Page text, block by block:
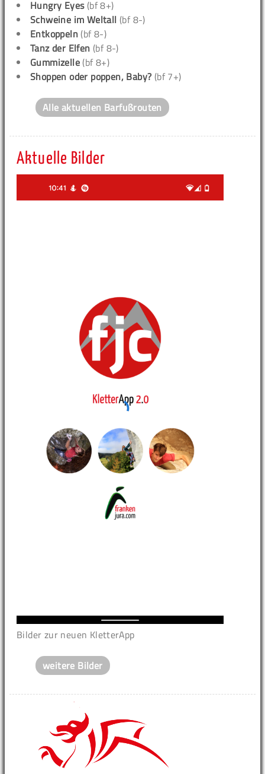
Hungry Eyes(bf 8+)
Schweine im Weltall (bf 8-)
Entkoppeln (bf 8-)
Tanz der Elfen (bf 8-)
Gummizelle (bf 8+)
Shoppen oder poppen, Baby? (bf 7+)
Alle aktuellen Barfußrouten
Aktuelle Bilder
Bilder zur neuen KletterApp
weitere Bilder